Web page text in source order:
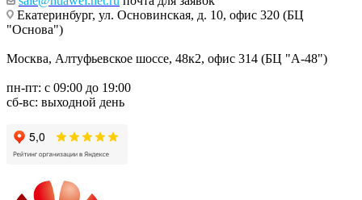
Екатеринбург, ул. Основинская, д. 10, офис 320 (БЦ
"Основа")
Москва, Алтуфьевское шоссе, 48к2, офис 314 (БЦ "А-48")
пн-пт: с 09:00 до 19:00
сб-вс: выходной день